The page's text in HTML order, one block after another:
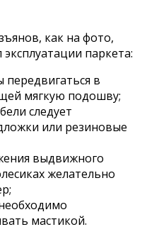
как на фото,
паркета:
в
мягкую подошву;
следует
или резиновые
выдвижного
желательно
мастикой.